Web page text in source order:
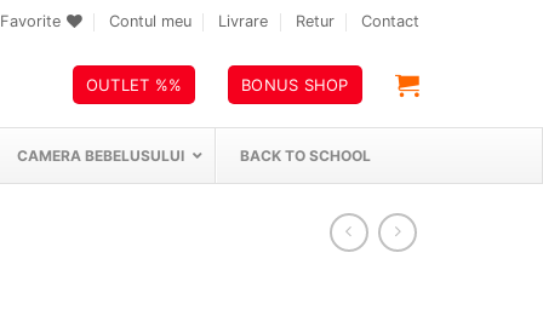
Favorite Contul meu Livrare Retur Contact
OUTLET %% BONUS SHOP
CAMERA BEBELUSULUI BACK TO SCHOOL